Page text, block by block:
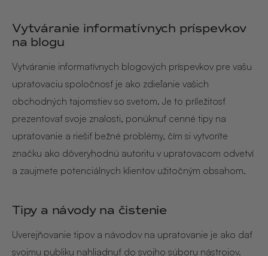
Vytváranie informatívnych príspevkov
na blogu
Vytváranie informatívnych blogových príspevkov pre vašu
upratovaciu spoločnosť je ako zdieľanie vašich
obchodných tajomstiev so svetom. Je to príležitosť
prezentovať svoje znalosti, ponúknuť cenné tipy na
upratovanie a riešiť bežné problémy, čím si vytvoríte
značku ako dôveryhodnú autoritu v upratovacom odvetví
a zaujmete potenciálnych klientov užitočným obsahom.
Tipy a návody na čistenie
Uverejňovanie tipov a návodov na upratovanie je ako dať
svojmu publiku nahliadnuť do svojho súboru nástrojov.